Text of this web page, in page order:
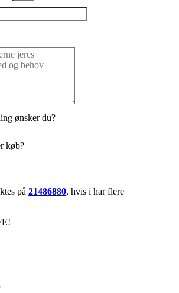
ønsker du?
køb?
på 21486880, hvis i har flere